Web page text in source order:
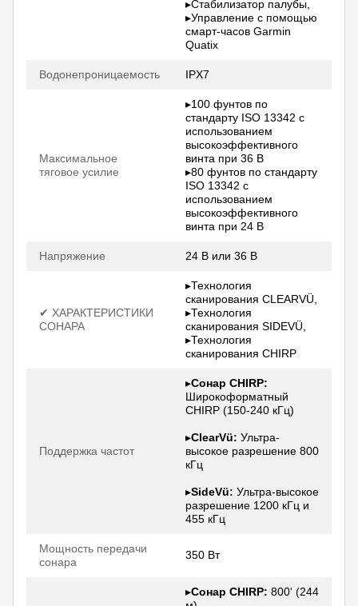
▸Стабилизатор палубы,
▸Управление с помощью
смарт-часов Garmin
Quatix
Водонепроницаемость IPX7
Максимальное
тяговое усилие
▸100 фунтов по
стандарту ISO 13342 с
использованием
высокоэффективного
винта при 36 В
▸80 фунтов по стандарту
ISO 13342 с
использованием
высокоэффективного
винта при 24 В
Напряжение 24 В или 36 В
✔ ХАРАКТЕРИСТИКИ
СОНАРА
▸Технология
сканирования CLEARVÜ,
▸Технология
сканирования SIDEVÜ,
▸Технология
сканирования CHIRP
Поддержка частот
▸Сонар CHIRP:
Широкоформатный
CHIRP (150-240 кГц)
▸ClearVü: Ультра-
высокое разрешение 800
кГц
▸SideVü: Ультра-высокое
разрешение 1200 кГц и
455 кГц
Мощность передачи
сонара
350 Вт
▸Сонар CHIRP: 800' (244